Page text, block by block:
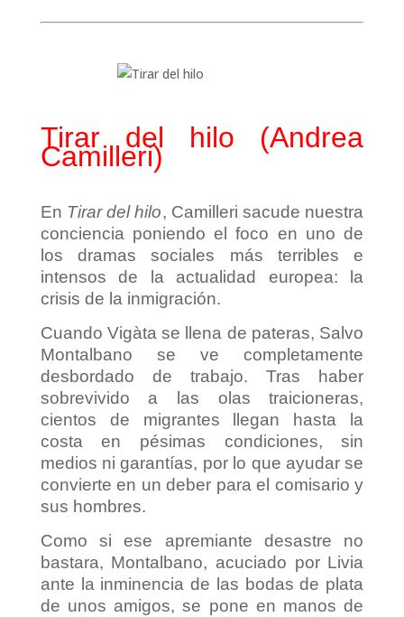
Tirar del hilo (Andrea
Camilleri)
En Tirar del hilo, Camilleri sacude nuestra
conciencia poniendo el foco en uno de
los dramas sociales más terribles e
intensos de la actualidad europea: la
crisis de la inmigración.
Cuando Vigàta se llena de pateras, Salvo
Montalbano se ve completamente
desbordado de trabajo. Tras haber
sobrevivido a las olas traicioneras,
cientos de migrantes llegan hasta la
costa en pésimas condiciones, sin
medios ni garantías, por lo que ayudar se
convierte en un deber para el comisario y
sus hombres.
Como si ese apremiante desastre no
bastara, Montalbano, acuciado por Livia
ante la inminencia de las bodas de plata
de unos amigos, se pone en manos de